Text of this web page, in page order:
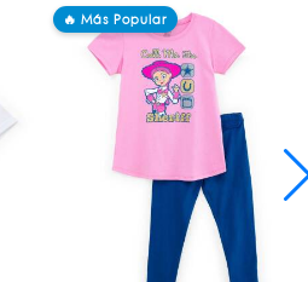
🔥 Más Popular